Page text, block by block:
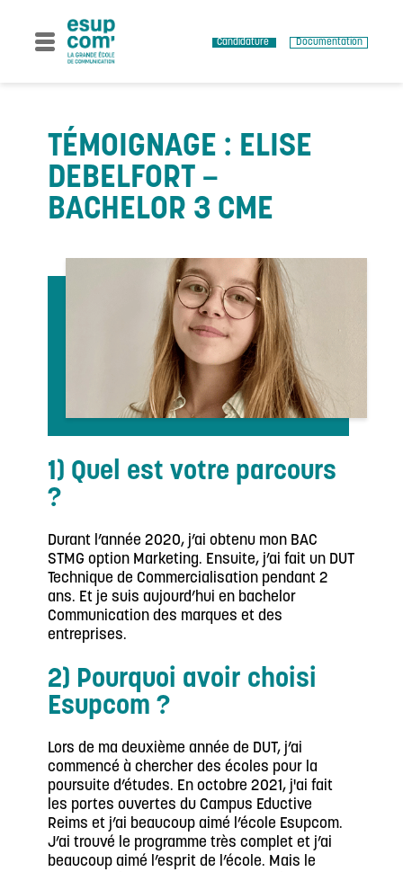
content
Candidature Documentation
TÉMOIGNAGE : ELISE
DEBELFORT –
BACHELOR 3 CME
1) Quel est votre parcours
?
Durant l’année 2020, j’ai obtenu mon BAC
STMG option Marketing. Ensuite, j’ai fait un DUT
Technique de Commercialisation pendant 2
ans. Et je suis aujourd’hui en bachelor
Communication des marques et des
entreprises.
2) Pourquoi avoir choisi
Esupcom ?
Lors de ma deuxième année de DUT, j’ai
commencé à chercher des écoles pour la
poursuite d’études. En octobre 2021, j'ai fait
les portes ouvertes du Campus Eductive
Reims et j’ai beaucoup aimé l’école Esupcom.
J’ai trouvé le programme très complet et j’ai
beaucoup aimé l’esprit de l’école. Mais le